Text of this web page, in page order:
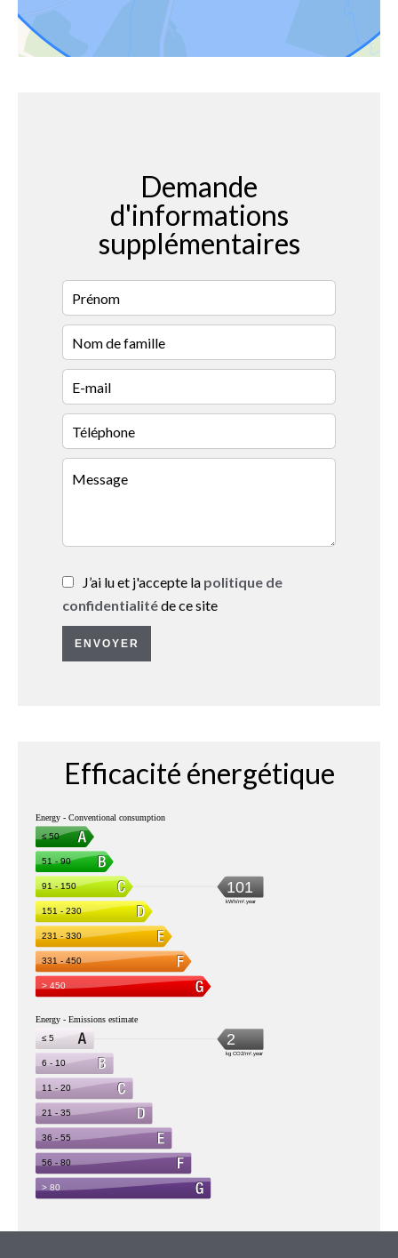
Demande
d'informations
supplémentaires
J’ai lu et j'accepte la politique de
confidentialitéde ce site
ENVOYER
Efficacité énergétique